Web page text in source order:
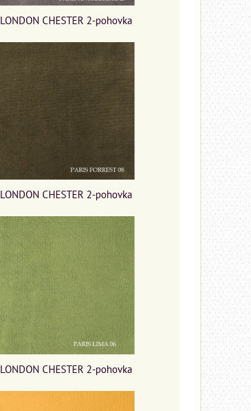
LONDON CHESTER 2-pohovka
LONDON CHESTER 2-pohovka
LONDON CHESTER 2-pohovka